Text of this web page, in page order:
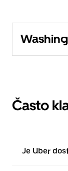
Často
Je Uber